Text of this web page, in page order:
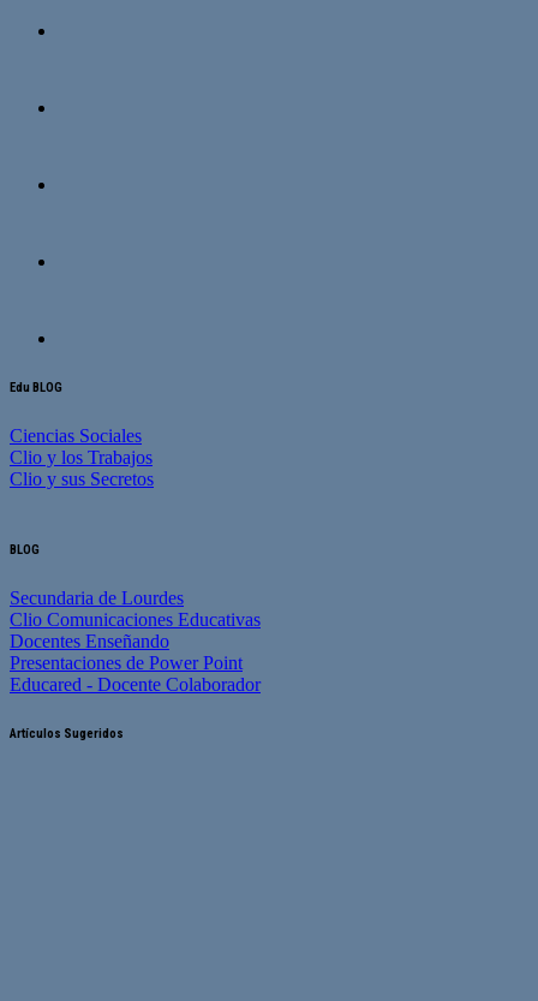
Edu BLOG
Ciencias Sociales
Clio y los Trabajos
Clio y sus Secretos
BLOG
Secundaria de Lourdes
Clio Comunicaciones Educativas
Docentes Enseñando
Presentaciones de Power Point
Educared - Docente Colaborador
Artículos Sugeridos